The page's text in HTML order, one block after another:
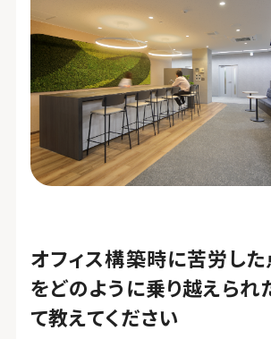
オフィス構築時に苦労した
をどのように乗り越えられ
て教えてください